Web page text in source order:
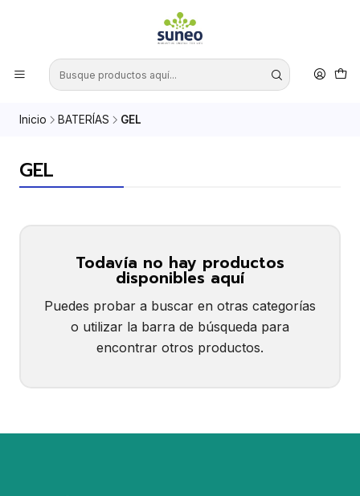
Inicio BATERÍAS GEL
GEL
Todavía no hay productos
disponibles aquí
Puedes probar a buscar en otras categorías
o utilizar la barra de búsqueda para
encontrar otros productos.